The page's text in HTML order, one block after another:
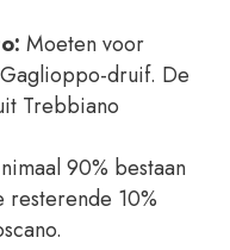
Moeten voor
druif. De
Trebbiano
90% bestaan
10%